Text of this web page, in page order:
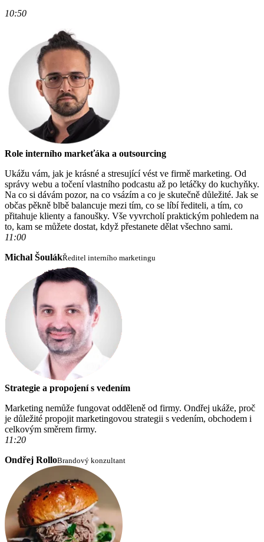
10:50
Role interního markeťáka a outsourcing
Ukážu vám, jak je krásné a stresující vést ve firmě marketing. Od
správy webu a točení vlastního podcastu až po letáčky do kuchyňky.
Na co si dávám pozor, na co vsázím a co je skutečně důležité. Jak se
občas pěkně blbě balancuje mezi tím, co se líbí řediteli, a tím, co
přitahuje klienty a fanoušky. Vše vyvrcholí praktickým pohledem na
to, kam se můžete dostat, když přestanete dělat všechno sami.
11:00
Michal ŠoulákŘeditel interního marketingu
Strategie a propojení s vedením
Marketing nemůže fungovat odděleně od firmy. Ondřej ukáže, proč
je důležité propojit marketingovou strategii s vedením, obchodem i
celkovým směrem firmy.
11:20
Ondřej RolloBrandový konzultant